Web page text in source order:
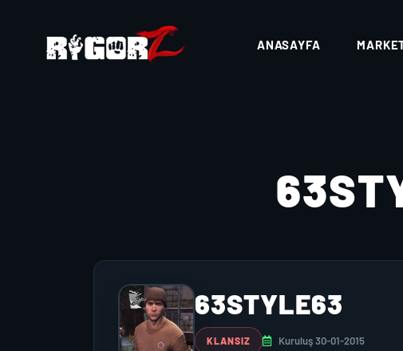
ANASAYFA
63STYLE63
KLANSIZ Kuruluş 30-01-2015